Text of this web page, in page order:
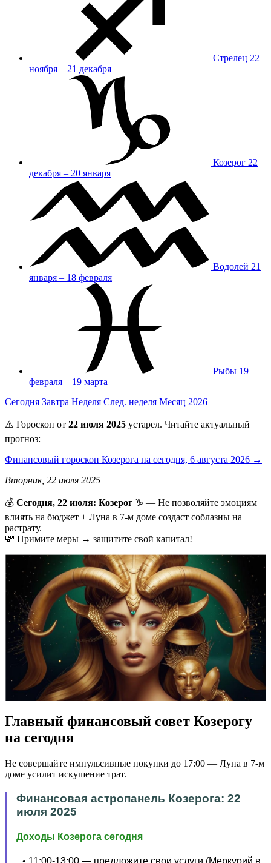
Стрелец 22
ноября – 21 декабря
Козерог 22
декабря – 20 января
Водолей 21
января – 18 февраля
Рыбы 19
февраля – 19 марта
Сегодня Завтра Неделя След. неделя Месяц 2026
⚠️ Гороскоп от 22 июля 2025 устарел. Читайте актуальный
прогноз:
Финансовый гороскоп Козерога на сегодня, 6 августа 2026 →
Вторник, 22 июля 2025
💰 Сегодня, 22 июля: Козерог ♑ — Не позволяйте эмоциям
влиять на бюджет + Луна в 7-м доме создаст соблазны на
растрату.
💸 Примите меры → защитите свой капитал!
Главный финансовый совет Козерогу
на сегодня
Не совершайте импульсивные покупки до 17:00 — Луна в 7-м
доме усилит искушение трат.
Финансовая астропанель Козерога: 22
июля 2025
Доходы Козерога сегодня
11:00-13:00 — предложите свои услуги (Меркурий в